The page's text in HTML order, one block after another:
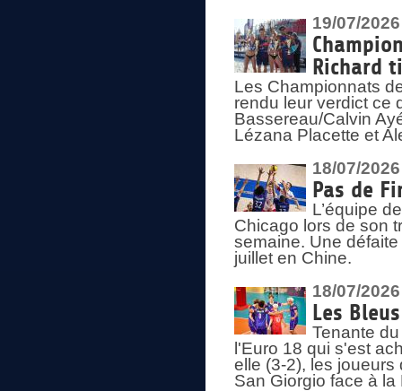
19/07/2026
Richard
Les Championnats
rendu leur verdict ce
Bassereau/Calvin
Lézana Placette et
18/07/2026
Pas de
L’équipe
Chicago lors de son
semaine. Une
juillet en Chine.
18/07/2026
Les
Tenante
l'Euro 18 qui s'est
elle (3-2), les
San Giorgio face à la